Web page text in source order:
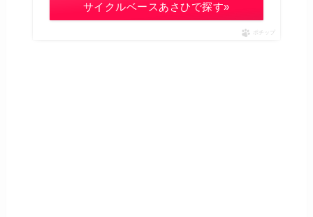
サイクルベースあさひで探す»
ポチップ